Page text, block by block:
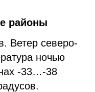
районы
Ветер северо-
ночью
-33…-38